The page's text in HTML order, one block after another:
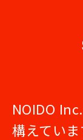
NOIDO
構えてい